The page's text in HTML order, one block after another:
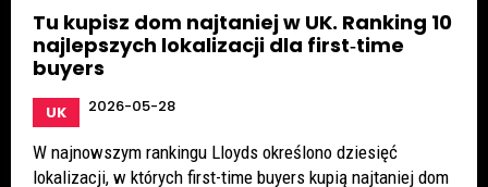
Tu kupisz dom najtaniej w UK. Ranking 10
najlepszych lokalizacji dla first‑time
buyers
UK 2026-05-28
W najnowszym rankingu Lloyds określono dziesięć
lokalizacji, w których first-time buyers kupią najtaniej dom